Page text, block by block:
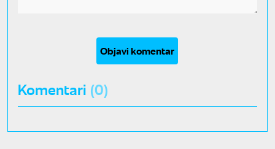
Objavi komentar
Komentari (0)